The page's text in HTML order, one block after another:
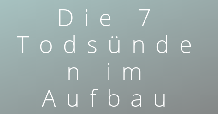
Die 7
Todsünde
n im
Aufbau